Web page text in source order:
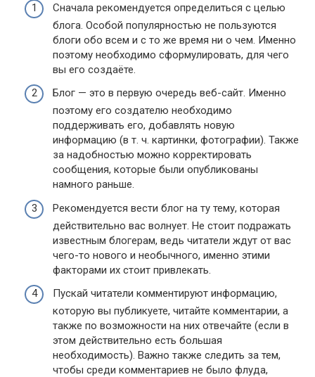
Сначала рекомендуется определиться с целью
блога. Особой популярностью не пользуются
блоги обо всем и с то же время ни о чем. Именно
поэтому необходимо сформулировать, для чего
вы его создаёте.
Блог — это в первую очередь веб-сайт. Именно
поэтому его создателю необходимо
поддерживать его, добавлять новую
информацию (в т. ч. картинки, фотографии). Также
за надобностью можно корректировать
сообщения, которые были опубликованы
намного раньше.
Рекомендуется вести блог на ту тему, которая
действительно вас волнует. Не стоит подражать
известным блогерам, ведь читатели ждут от вас
чего-то нового и необычного, именно этими
факторами их стоит привлекать.
Пускай читатели комментируют информацию,
которую вы публикуете, читайте комментарии, а
также по возможности на них отвечайте (если в
этом действительно есть большая
необходимость). Важно также следить за тем,
чтобы среди комментариев не было флуда,